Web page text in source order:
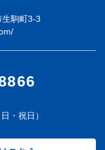
駒町3-3
・祝日）